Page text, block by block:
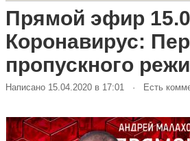
Прямой эфир
Коронавирус:
пропускного
Написано 15.04.2020 в 17:01 · Есть